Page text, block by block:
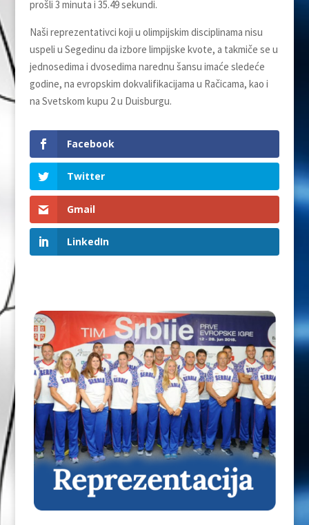
prošli 3 minuta i 35.49 sekundi.
Naši reprezentativci koji u olimpijskim disciplinama nisu
uspeli u Segedinu da izbore limpijske kvote, a takmiče se u
jednosedima i dvosedima narednu šansu imaće sledeće
godine, na evropskim dokvalifikacijama u Račicama, kao i
na Svetskom kupu 2 u Duisburgu.
Facebook
Twitter
Gmail
LinkedIn